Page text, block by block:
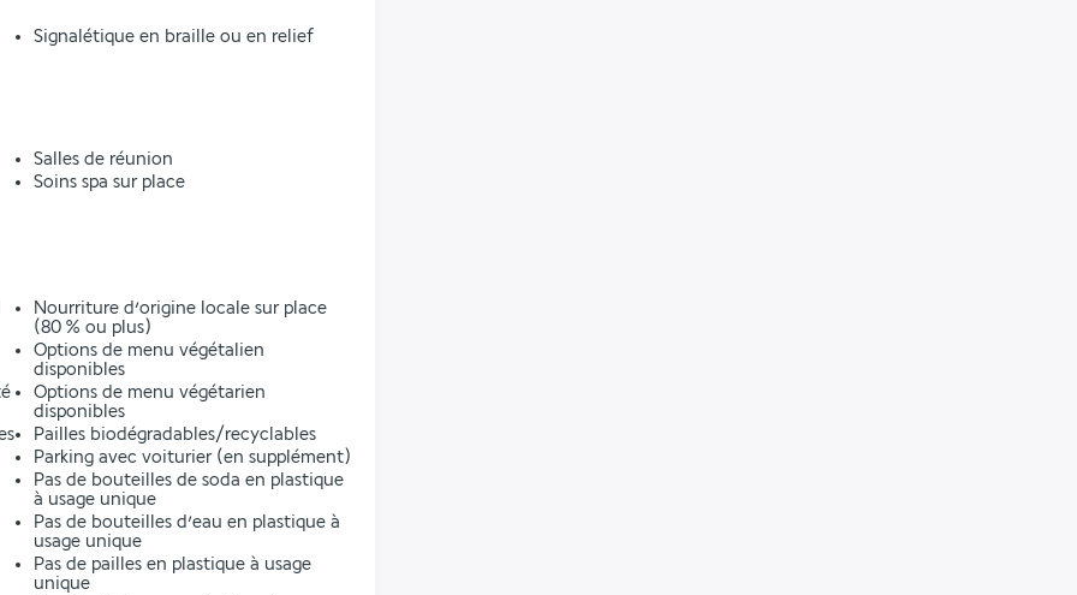
Signalétique en braille ou en relief
Salles de réunion
Soins spa sur place
Nourriture d’origine locale sur place
(80 % ou plus)
Options de menu végétalien
disponibles
Options de menu végétarien
disponibles
Pailles biodégradables/recyclables
Parking avec voiturier (en supplément)
Pas de bouteilles de soda en plastique
à usage unique
Pas de bouteilles d’eau en plastique à
usage unique
Pas de pailles en plastique à usage
unique